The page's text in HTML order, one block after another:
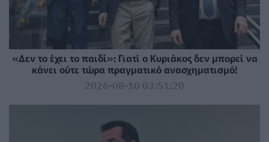
«Δεν το έχει το παιδί»: Γιατί ο Κυριάκος δεν μπορεί να
κάνει ούτε τώρα πραγματικό ανασχηματισμό!
2026-08-10 03:51:20